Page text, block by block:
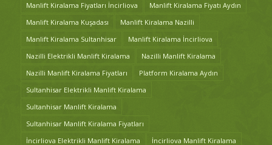
Manlift Kiralama Fiyatları İncirliova
Manlift Kiralama Fiyatı Aydın
Manlift Kiralama Kuşadası
Manlift Kiralama Nazilli
Manlift Kiralama Sultanhisar
Manlift Kiralama İncirliova
Nazilli Elektrikli Manlift Kiralama
Nazilli Manlift Kiralama
Nazilli Manlift Kiralama Fiyatları
Platform Kiralama Aydın
Sultanhisar Elektrikli Manlift Kiralama
Sultanhisar Manlift Kiralama
Sultanhisar Manlift Kiralama Fiyatları
İncirliova Elektrikli Manlift Kiralama
İncirliova Manlift Kiralama